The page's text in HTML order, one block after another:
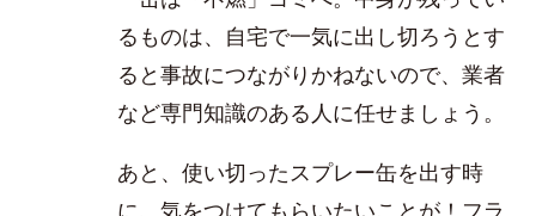
るものは、自宅で一気に出し切ろうとす
ると事故につながりかねないので、業者
など専門知識のある人に任せましょう。
あと、使い切ったスプレー缶を出す時